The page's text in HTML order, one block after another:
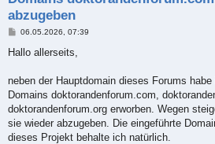
abzugeben
B
i
a
06.05.2026, 07:39
Hallo allerseits,
neben der Hauptdomain dieses Forums
Domains doktorandenforum.com,
doktorandenforum.org erworben. Wegen
sie wieder abzugeben. Die eingeführte
dieses Projekt behalte ich natürlich.